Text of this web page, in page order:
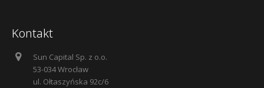
Kontakt
Sun Capital Sp. z o.o.
53-034 Wrocław
ul. Ołtaszyńska 92c/6